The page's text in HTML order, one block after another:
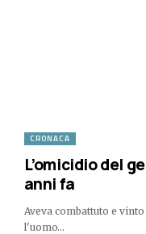
CRONACA
L’omicidio del
anni fa
Aveva combattuto e
l'uomo…